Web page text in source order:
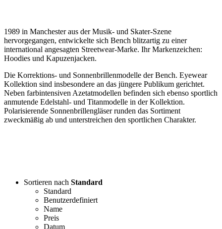
1989 in Manchester aus der Musik- und Skater-Szene
hervorgegangen, entwickelte sich Bench blitzartig zu einer
international angesagten Streetwear-Marke. Ihr Markenzeichen:
Hoodies und Kapuzenjacken.
Die Korrektions- und Sonnenbrillenmodelle der Bench. Eyewear
Kollektion sind insbesondere an das jüngere Publikum gerichtet.
Neben farbintensiven Azetatmodellen befinden sich ebenso sportlich
anmutende Edelstahl- und Titanmodelle in der Kollektion.
Polarisierende Sonnenbrillengläser runden das Sortiment
zweckmäßig ab und unterstreichen den sportlichen Charakter.
Sortieren nach Standard
Standard
Benutzerdefiniert
Name
Preis
Datum